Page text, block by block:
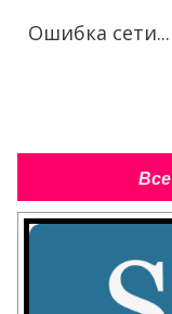
Ошибка сети...